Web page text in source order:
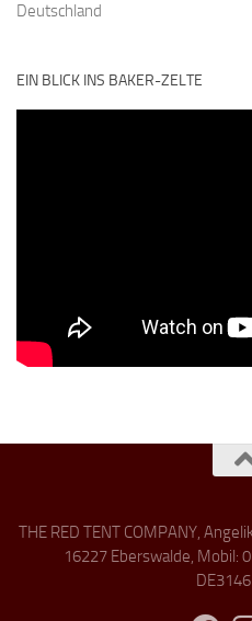
Deutschland
EIN BLICK INS BAKER-ZELTE
THE RED TENT COMPANY,
16227 Eberswalde, Mobil: